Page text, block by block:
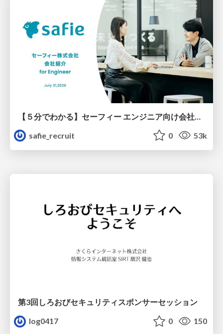
safie_recruit
0 53k
第3回しろおびセキュリティスポンサーセッション
log0417
0 150